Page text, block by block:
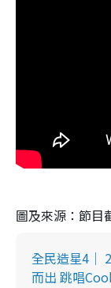
圖及來源：節目
全民造星4｜
而出 跳唱